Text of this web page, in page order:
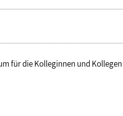
für die Kolleginnen und